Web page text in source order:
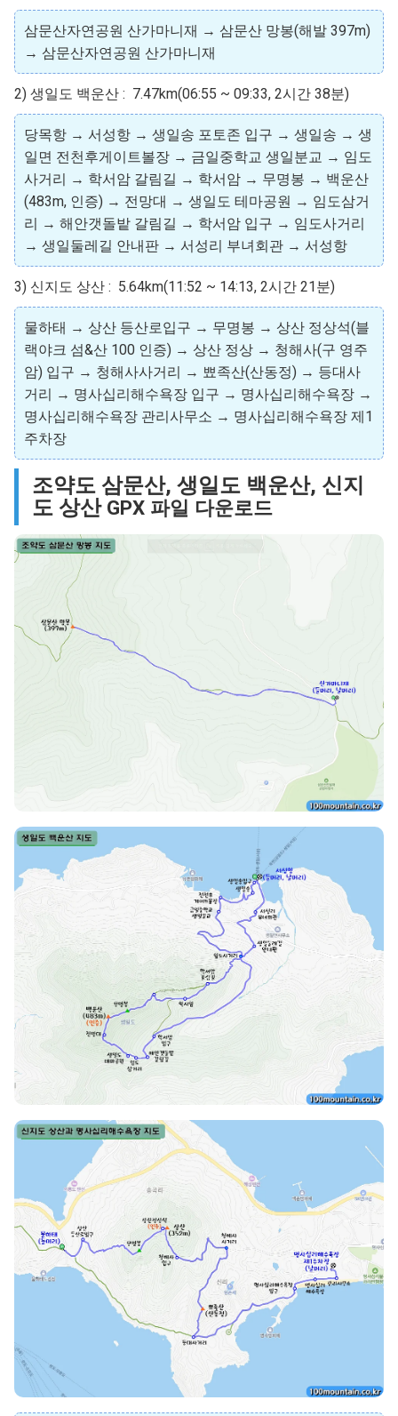
삼문산자연공원 산가마니재 → 삼문산 망봉(해발 397m)
→ 삼문산자연공원 산가마니재
2) 생일도 백운산 : 7.47km(06:55 ~ 09:33, 2시간 38분)
당목항 → 서성항 → 생일송 포토존 입구 → 생일송 → 생
일면 전천후게이트볼장 → 금일중학교 생일분교 → 임도
사거리 → 학서암 갈림길 → 학서암 → 무명봉 → 백운산
(483m, 인증) → 전망대 → 생일도 테마공원 → 임도삼거
리 → 해안갯돌밭 갈림길 → 학서암 입구 → 임도사거리
→ 생일둘레길 안내판 → 서성리 부녀회관 → 서성항
3) 신지도 상산 : 5.64km(11:52 ~ 14:13, 2시간 21분)
물하태 → 상산 등산로입구 → 무명봉 → 상산 정상석(블
랙야크 섬&산 100 인증) → 상산 정상 → 청해사(구 영주
암) 입구 → 청해사사거리 → 뾰족산(산동정) → 등대사
거리 → 명사십리해수욕장 입구 → 명사십리해수욕장 →
명사십리해수욕장 관리사무소 → 명사십리해수욕장 제1
주차장
조약도 삼문산, 생일도 백운산, 신지
도 상산 GPX 파일 다운로드